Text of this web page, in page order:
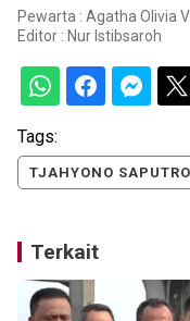
Pewarta : Agatha Olivia
Editor : Nur Istibsaroh
Tags:
TJAHYONO SAPUTRO
Terkait